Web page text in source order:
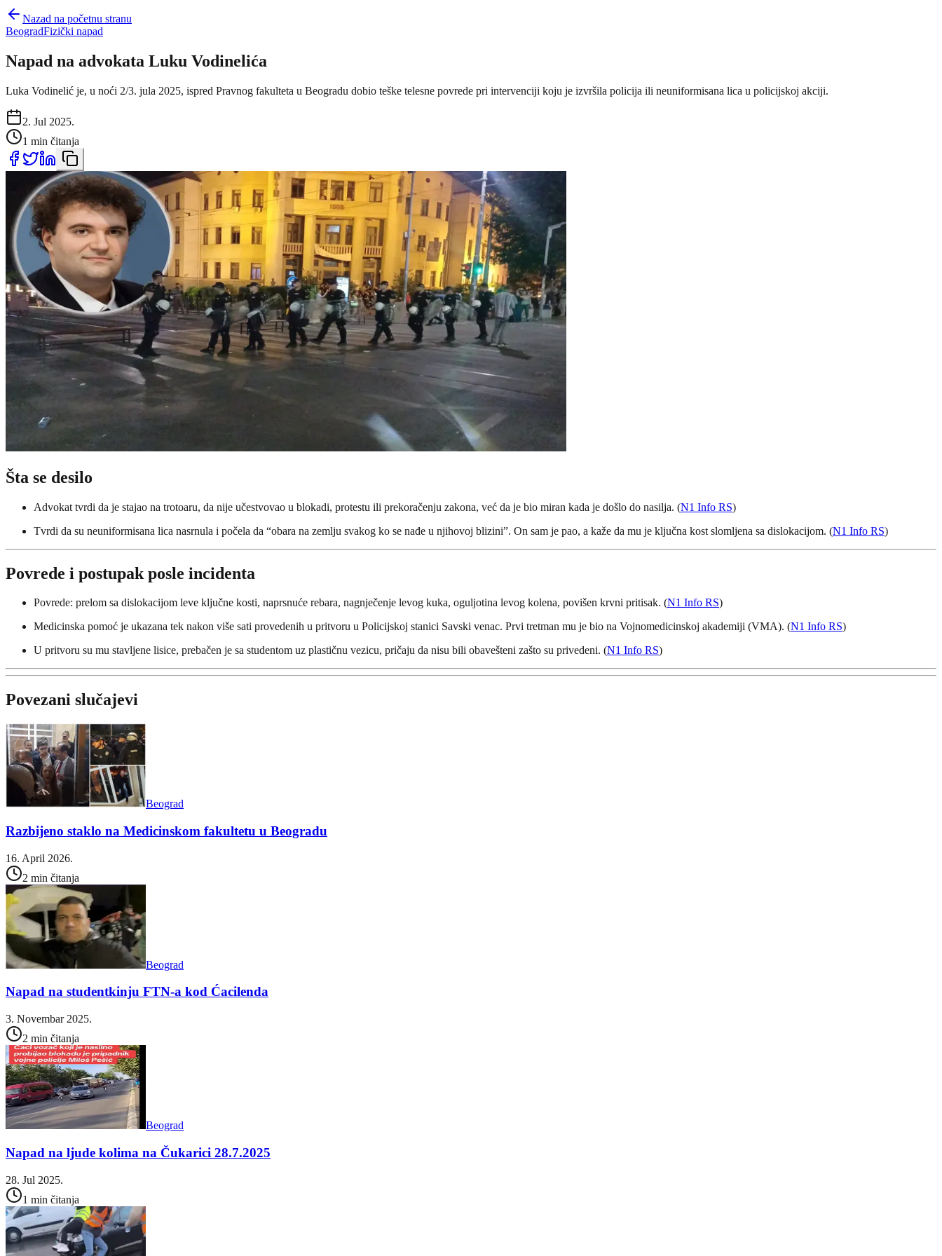
Nazad na početnu stranu
BeogradFizički napad
Napad na advokata Luku Vodinelića
Luka Vodinelić je, u noći 2/3. jula 2025, ispred Pravnog fakulteta u Beogradu dobio teške telesne povrede pri intervenciji koju je izvršila policija ili neuniformisana lica u policijskoj akciji.
2. Jul 2025.
1 min čitanja
Šta se desilo
Advokat tvrdi da je stajao na trotoaru, da nije učestvovao u blokadi, protestu ili prekoračenju zakona, već da je bio miran kada je došlo do nasilja. (N1 Info RS)
Tvrdi da su neuniformisana lica nasrnula i počela da “obara na zemlju svakog ko se nađe u njihovoj blizini”. On sam je pao, a kaže da mu je ključna kost slomljena sa dislokacijom. (N1 Info RS)
Povrede i postupak posle incidenta
Povrede: prelom sa dislokacijom leve ključne kosti, naprsnuće rebara, nagnječenje levog kuka, oguljotina levog kolena, povišen krvni pritisak. (N1 Info RS)
Medicinska pomoć je ukazana tek nakon više sati provedenih u pritvoru u Policijskoj stanici Savski venac. Prvi tretman mu je bio na Vojnomedicinskoj akademiji (VMA). (N1 Info RS)
U pritvoru su mu stavljene lisice, prebačen je sa studentom uz plastičnu vezicu, pričaju da nisu bili obavešteni zašto su privedeni. (N1 Info RS)
Povezani slučajevi
Beograd
Razbijeno staklo na Medicinskom fakultetu u Beogradu
16. April 2026.
2 min čitanja
Beograd
Napad na studentkinju FTN-a kod Ćacilenda
3. Novembar 2025.
2 min čitanja
Beograd
Napad na ljude kolima na Čukarici 28.7.2025
28. Jul 2025.
1 min čitanja